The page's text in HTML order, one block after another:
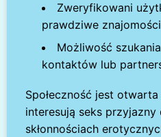
Zweryfikowani
prawdziwe znajomości
Możliwość
kontaktów lub
Społeczność jest
interesują seks przyjazny
skłonnościach